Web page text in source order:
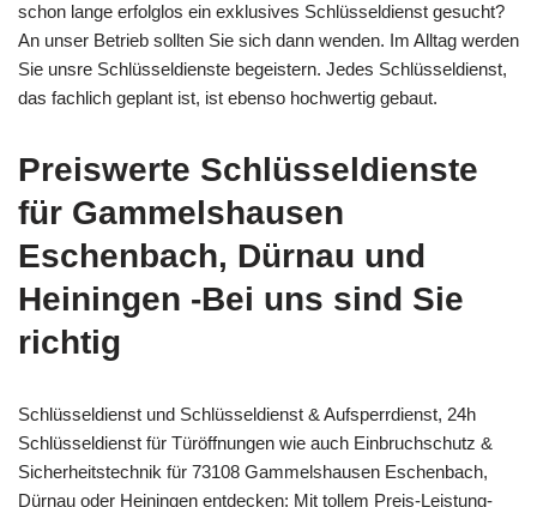
schon lange erfolglos ein exklusives Schlüsseldienst gesucht?
An unser Betrieb sollten Sie sich dann wenden. Im Alltag werden
Sie unsre Schlüsseldienste begeistern. Jedes Schlüsseldienst,
das fachlich geplant ist, ist ebenso hochwertig gebaut.
Preiswerte Schlüsseldienste
für Gammelshausen
Eschenbach, Dürnau und
Heiningen -Bei uns sind Sie
richtig
Schlüsseldienst und Schlüsseldienst & Aufsperrdienst, 24h
Schlüsseldienst für Türöffnungen wie auch Einbruchschutz &
Sicherheitstechnik für 73108 Gammelshausen Eschenbach,
Dürnau oder Heiningen entdecken: Mit tollem Preis-Leistung-